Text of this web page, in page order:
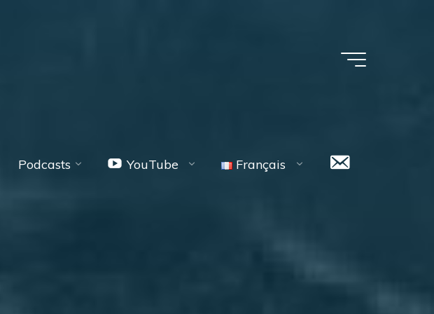
Podcasts YouTube Français